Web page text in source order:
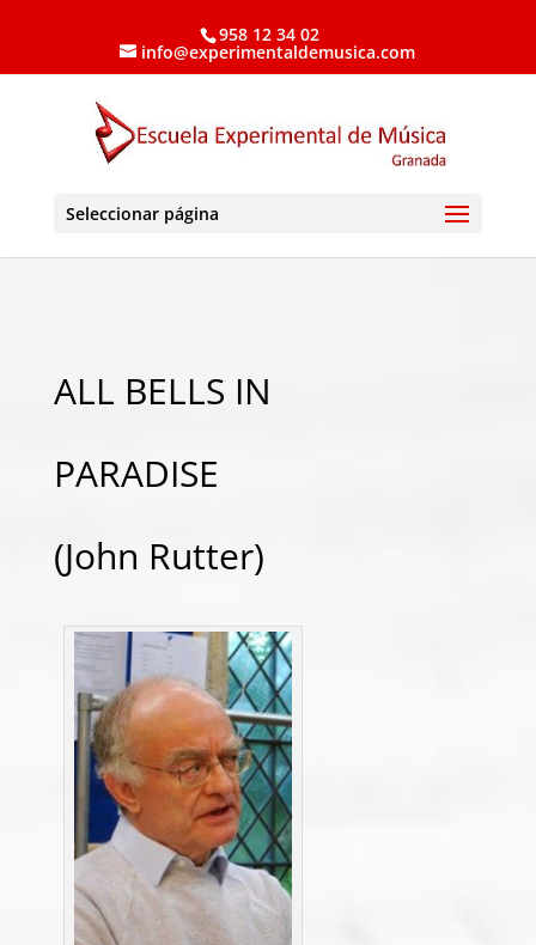
958 12 34 02
info@experimentaldemusica.com
Seleccionar página
ALL BELLS IN
PARADISE
(John Rutter)